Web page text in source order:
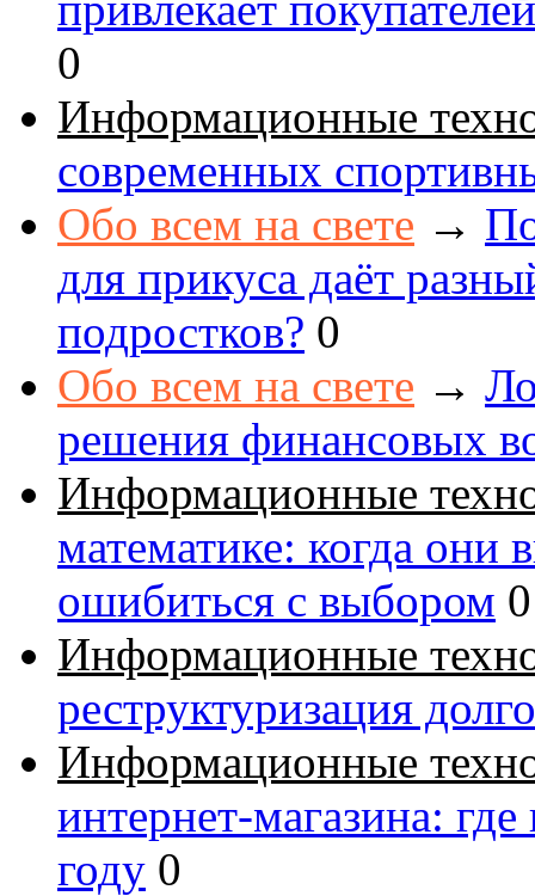
0
Информационные
современных
Обо всем на свете →
для прикуса даёт
подростков? 0
Обо всем на свете →
решения финансовых
Информационные
математике: когда они
ошибиться с выбором 0
Информационные
реструктуризация
Информационные
интернет-магазина:
году 0